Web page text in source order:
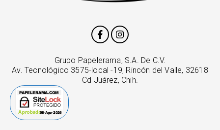
Grupo Papelerama, S.A. De C.V.
Av. Tecnológico 3575-local -19, Rincón del Valle, 32618
Cd Juárez, Chih.